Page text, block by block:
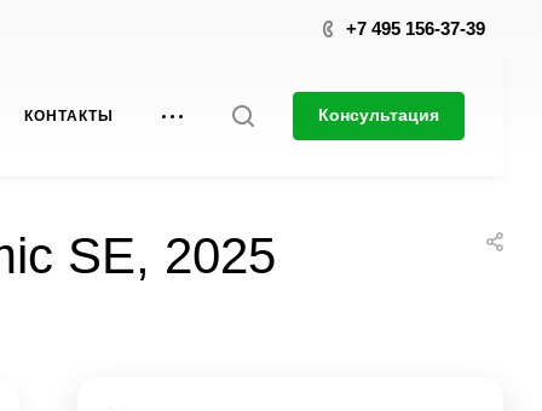
+7 495 156-37-39
КОНТАКТЫ Консультация
SE, 2025